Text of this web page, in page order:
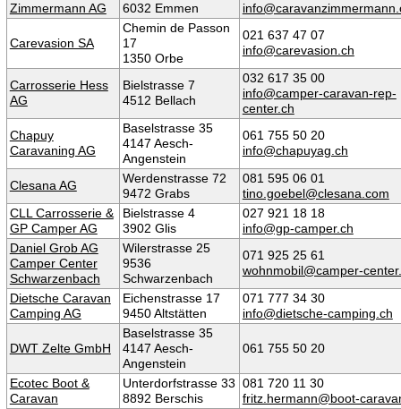
Zimmermann AG 6032 Emmen
Carevasion SA
Chemin de Passon
17
1350 Orbe
021 637 47 07
info@carevasion.ch
Carrosserie Hess
AG
Bielstrasse 7
4512 Bellach
032 617 35 00
info@camper-caravan-rep-
center.ch
Chapuy
Caravaning AG
Baselstrasse 35
4147 Aesch-
Angenstein
061 755 50 20
info@chapuyag.ch
Clesana AG
Werdenstrasse 72
9472 Grabs
081 595 06 01
tino.goebel@clesana.com
CLL Carrosserie &
GP Camper AG
Bielstrasse 4
3902 Glis
027 921 18 18
info@gp-camper.ch
Daniel Grob AG
Camper Center
Schwarzenbach
Wilerstrasse 25
9536
Schwarzenbach
071 925 25 61
wohnmobil@camper-
Dietsche Caravan
Camping AG
Eichenstrasse 17
9450 Altstätten
071 777 34 30
info@dietsche-camping.ch
DWT Zelte GmbH
Baselstrasse 35
4147 Aesch-
Angenstein
061 755 50 20
Ecotec Boot &
Caravan
Unterdorfstrasse 33
8892 Berschis
081 720 11 30
fritz.hermann@boot-